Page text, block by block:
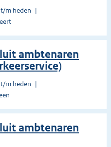
m heden
ambtenaren
m heden
ambtenaren